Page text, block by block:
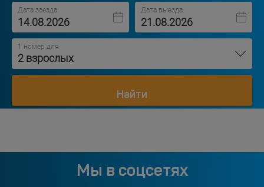
Дата заезда: Дата выезда:
1 номер для
2 взрослых
Найти
Мы в соцсетях